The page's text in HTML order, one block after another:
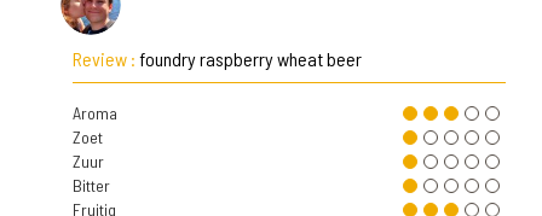
Review : foundry raspberry wheat beer
Aroma
Zoet
Zuur
Bitter
Fruitig